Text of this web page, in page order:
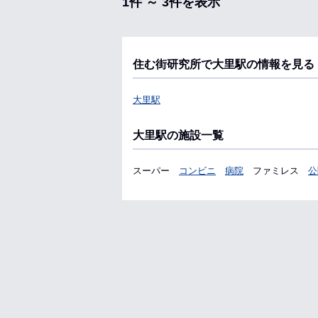
住む街研究所で大里駅の情報を見る
大里駅
大里駅の施設一覧
スーパー コンビニ 病院 ファミレス